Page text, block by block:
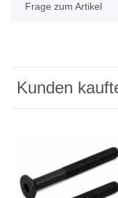
Frage zum Artikel
Kunden